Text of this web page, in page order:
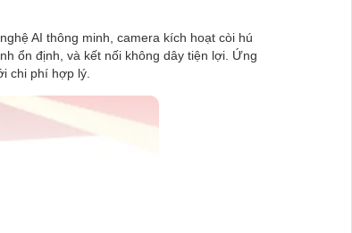
AI thông minh, camera kích hoạt còi hú
ổn định, và kết nối không dây tiện lợi. Ứng
chi phí hợp lý.